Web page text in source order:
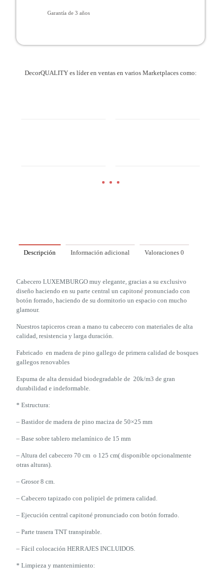
Garantía de 3 años
DecorQUALITY es líder en ventas en varios Marketplaces como:
Descripción Información adicional Valoraciones 0
Cabecero LUXEMBURGO muy elegante, gracias a su exclusivo
diseño haciendo en su parte central un capitoné pronunciado con
botón forrado, haciendo de su dormitorio un espacio con mucho
glamour.
Nuestros tapiceros crean a mano tu cabecero con materiales de alta
calidad, resistencia y larga duración.
Fabricado en madera de pino gallego de primera calidad de bosques
gallegos renovables
Espuma de alta densidad biodegradable de 20k/m3 de gran
durabilidad e indeformable.
* Estructura:
– Bastidor de madera de pino maciza de 50×25 mm
– Base sobre tablero melamínico de 15 mm
– Altura del cabecero 70 cm o 125 cm( disponible opcionalmente
otras alturas).
– Grosor 8 cm.
– Cabecero tapizado con polipiel de primera calidad.
– Ejecución central capitoné pronunciado con botón forrado.
– Parte trasera TNT transpirable.
– Fácil colocación HERRAJES INCLUIDOS.
* Limpieza y mantenimiento: